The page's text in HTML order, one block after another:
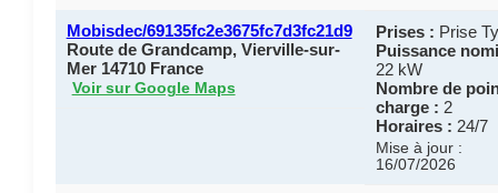
Mobisdec/69135fc2e3675fc7d3fc21d9
Route de Grandcamp, Vierville-sur-
Mer 14710 France
Voir sur Google Maps
Prises : Prise
Puissance
22 kW
Nombre de
charge : 2
Horaires : 24/7
Mise à jour :
16/07/2026